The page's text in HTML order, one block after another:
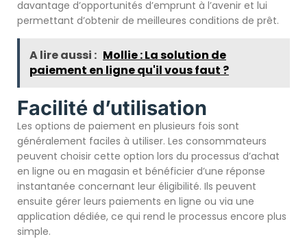
davantage d’opportunités d’emprunt à l’avenir et lui
permettant d’obtenir de meilleures conditions de prêt.
A lire aussi : Mollie : La solution de
paiement en ligne qu'il vous faut ?
Facilité d’utilisation
Les options de paiement en plusieurs fois sont
généralement faciles à utiliser. Les consommateurs
peuvent choisir cette option lors du processus d’achat
en ligne ou en magasin et bénéficier d’une réponse
instantanée concernant leur éligibilité. Ils peuvent
ensuite gérer leurs paiements en ligne ou via une
application dédiée, ce qui rend le processus encore plus
simple.